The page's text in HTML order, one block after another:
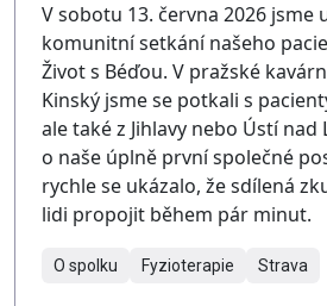
V sobotu 13. června 2026 jsme
komunitní setkání našeho
Život s Béďou. V pražské
Kinský jsme se potkali s
ale také z Jihlavy nebo Ústí nad
o naše úplně první společné
rychle se ukázalo, že sdílená
lidi propojit během pár minut.
O spolku Fyzioterapie Strava